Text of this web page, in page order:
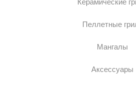
Керамические
Пеллетные
Мангалы
Аксессуары